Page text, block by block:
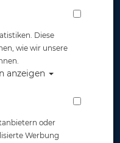
Diese
wie wir unsere
anzeigen
oder
Werbung